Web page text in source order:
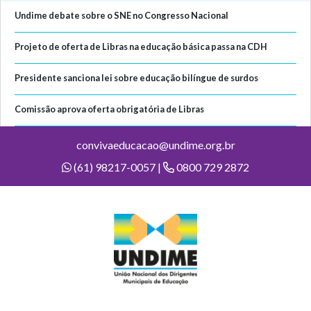
Undime debate sobre o SNE no Congresso Nacional
Projeto de oferta de Libras na educação básica passa na CDH
Presidente sanciona lei sobre educação bilíngue de surdos
Comissão aprova oferta obrigatória de Libras
convivaeducacao@undime.org.br
(61) 98217-0057 |
0800 729 2872